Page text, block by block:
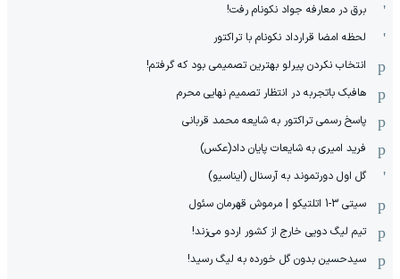
برق در معارفه جواد نکونام رفت!
لحظه امضا قرارداد نکونام با تراکتور
انتخاب نکردن پیرلو بهترین تصمیمی بود که گرفتم!
هافبک باتجربه در انتظار تصمیم نهایی محرم
پاسخ رسمی تراکتور به شایعه محمد قربانی
فرید امیری به شایعات پایان داد(عکس)
گل اول دورتموند به آرسنال (ایناسیو)
سیتی 3-1 اتلتیکو | مرموش قهرمان سئول
تیم لیگ دویی خارج از کشور اردو می‌زند!
سیدحسین بدون گل خورده به لیگ رسید!